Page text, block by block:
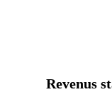
Revenus